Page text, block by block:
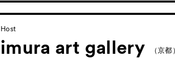
Host
imura art gallery （京都）